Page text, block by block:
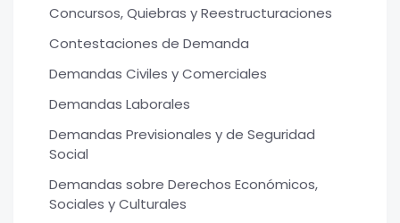
Concursos, Quiebras y Reestructuraciones
Contestaciones de Demanda
Demandas Civiles y Comerciales
Demandas Laborales
Demandas Previsionales y de Seguridad
Social
Demandas sobre Derechos Económicos,
Sociales y Culturales